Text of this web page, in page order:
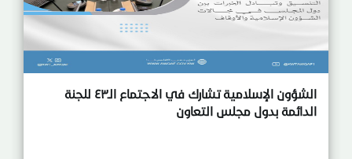
الشؤون الإسلامية تشارك في الاجتماع الـ٤٣ للجنة
الدائمة بدول مجلس التعاون